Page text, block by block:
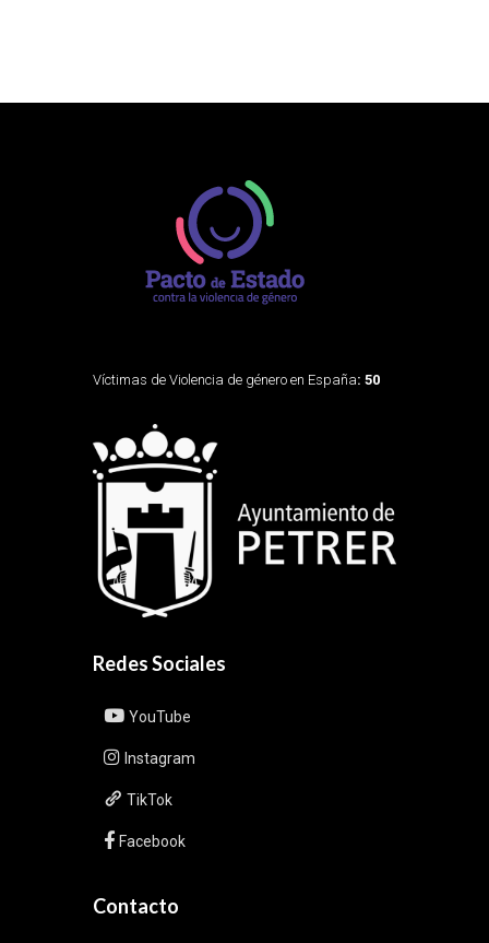
Víctimas de Violencia de género en España: 50
Redes Sociales
YouTube
Instagram
TikTok
Facebook
Contacto